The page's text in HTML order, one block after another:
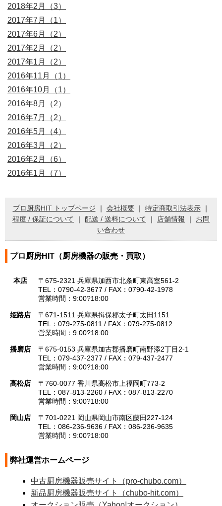
2018年2月（3）
2017年7月（1）
2017年6月（2）
2017年2月（2）
2017年1月（2）
2016年11月（1）
2016年10月（1）
2016年8月（2）
2016年7月（2）
2016年5月（4）
2016年3月（2）
2016年2月（6）
2016年1月（7）
プロ厨房HIT トップページ ｜ 会社概要｜ 特定商取引法表示｜
程度 / 保証について
｜ 配送 / 送料について ｜ 店舗情報 ｜ お問
い合わせ
プロ厨房HIT（厨房機器の販売・買取）
本店
〒675-2321 兵庫県加西市北条町東高室561-2
TEL：0790-42-3677 / FAX：0790-42-1978
営業時間：9:00?18:00
姫路店
〒671-1511 兵庫県揖保郡太子町太田1151
TEL：079-275-0811 / FAX：079-275-0812
営業時間：9:00?18:00
播磨店
〒675-0153 兵庫県加古郡播磨町南野添2丁目2-1
TEL：079-437-2377 / FAX：079-437-2477
営業時間：9:00?18:00
高松店
〒760-0077 香川県高松市上福岡町773-2
TEL：087-813-2260 / FAX：087-813-2270
営業時間：9:00?18:00
岡山店
〒701-0221 岡山県岡山市南区藤田227-124
TEL：086-236-9636 / FAX：086-236-9635
営業時間：9:00?18:00
弊社運営ホームページ
中古厨房機器販売サイト（pro-chubo.com）
新品厨房機器販売サイト（chubo-hit.com）